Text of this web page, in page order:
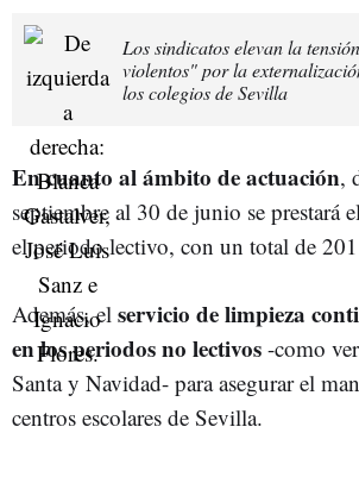
Los sindicatos elevan la
violentos" por la
los colegios de Sevilla
En cuanto al ámbito de actuación,
septiembre al 30 de junio se prestará
el periodo lectivo, con un total de
Además, el servicio de limpieza
en los periodos no lectivos -como
Santa y Navidad- para asegurar el
centros escolares de Sevilla.